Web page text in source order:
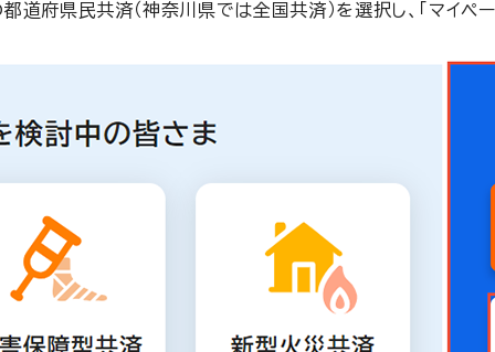
道府県民共済（神奈川県では全国共済）を選択し、「マイペ